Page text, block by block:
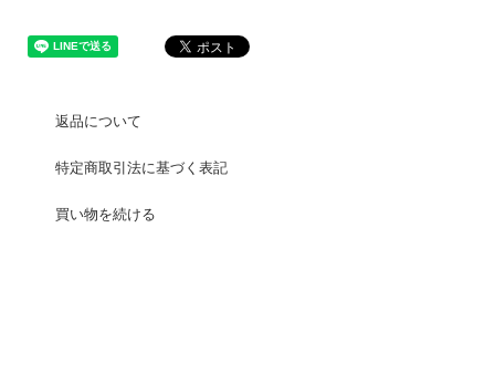
返品について
特定商取引法に基づく表記
買い物を続ける